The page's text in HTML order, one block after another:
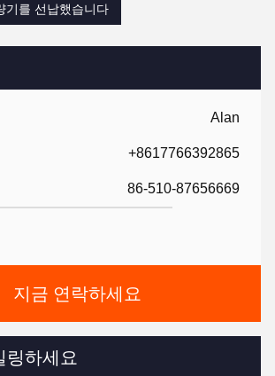
Alan
+8617766392865
86-510-87656669
지금 연락하세요
링하세요
기를 선납했습니다